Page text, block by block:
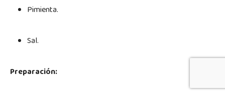
Pimienta.
Sal.
Preparación: